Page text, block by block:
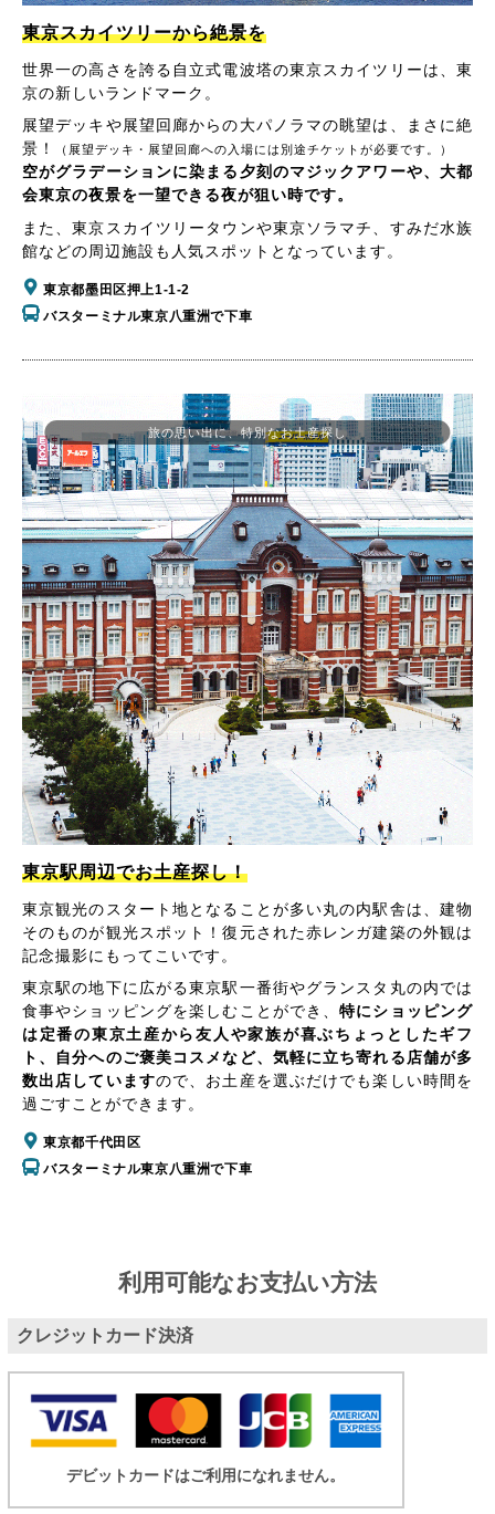
東京スカイツリーから絶景を
世界一の高さを誇る自立式電波塔の東京スカイツリーは、東
京の新しいランドマーク。
展望デッキや展望回廊からの大パノラマの眺望は、まさに絶
景！
（展望デッキ・展望回廊への入場には別途チケットが必要です。）
空がグラデーションに染まる夕刻のマジックアワーや、大都
会東京の夜景を一望できる夜が狙い時です。
また、東京スカイツリータウンや東京ソラマチ、すみだ水族
館などの周辺施設も人気スポットとなっています。
東京都墨田区押上1-1-2
バスターミナル東京八重洲で下車
東京駅周辺でお土産探し！
東京観光のスタート地となることが多い丸の内駅舎は、建物
そのものが観光スポット！復元された赤レンガ建築の外観は
記念撮影にもってこいです。
東京駅の地下に広がる東京駅一番街やグランスタ丸の内では
食事やショッピングを楽しむことができ、特にショッピング
は定番の東京土産から友人や家族が喜ぶちょっとしたギフ
ト、自分へのご褒美コスメなど、気軽に立ち寄れる店舗が多
数出店していますので、お土産を選ぶだけでも楽しい時間を
過ごすことができます。
東京都千代田区
バスターミナル東京八重洲で下車
旅の思い出に、特別なお土産探し
利用可能なお支払い方法
クレジットカード決済
デビットカードはご利用になれません。